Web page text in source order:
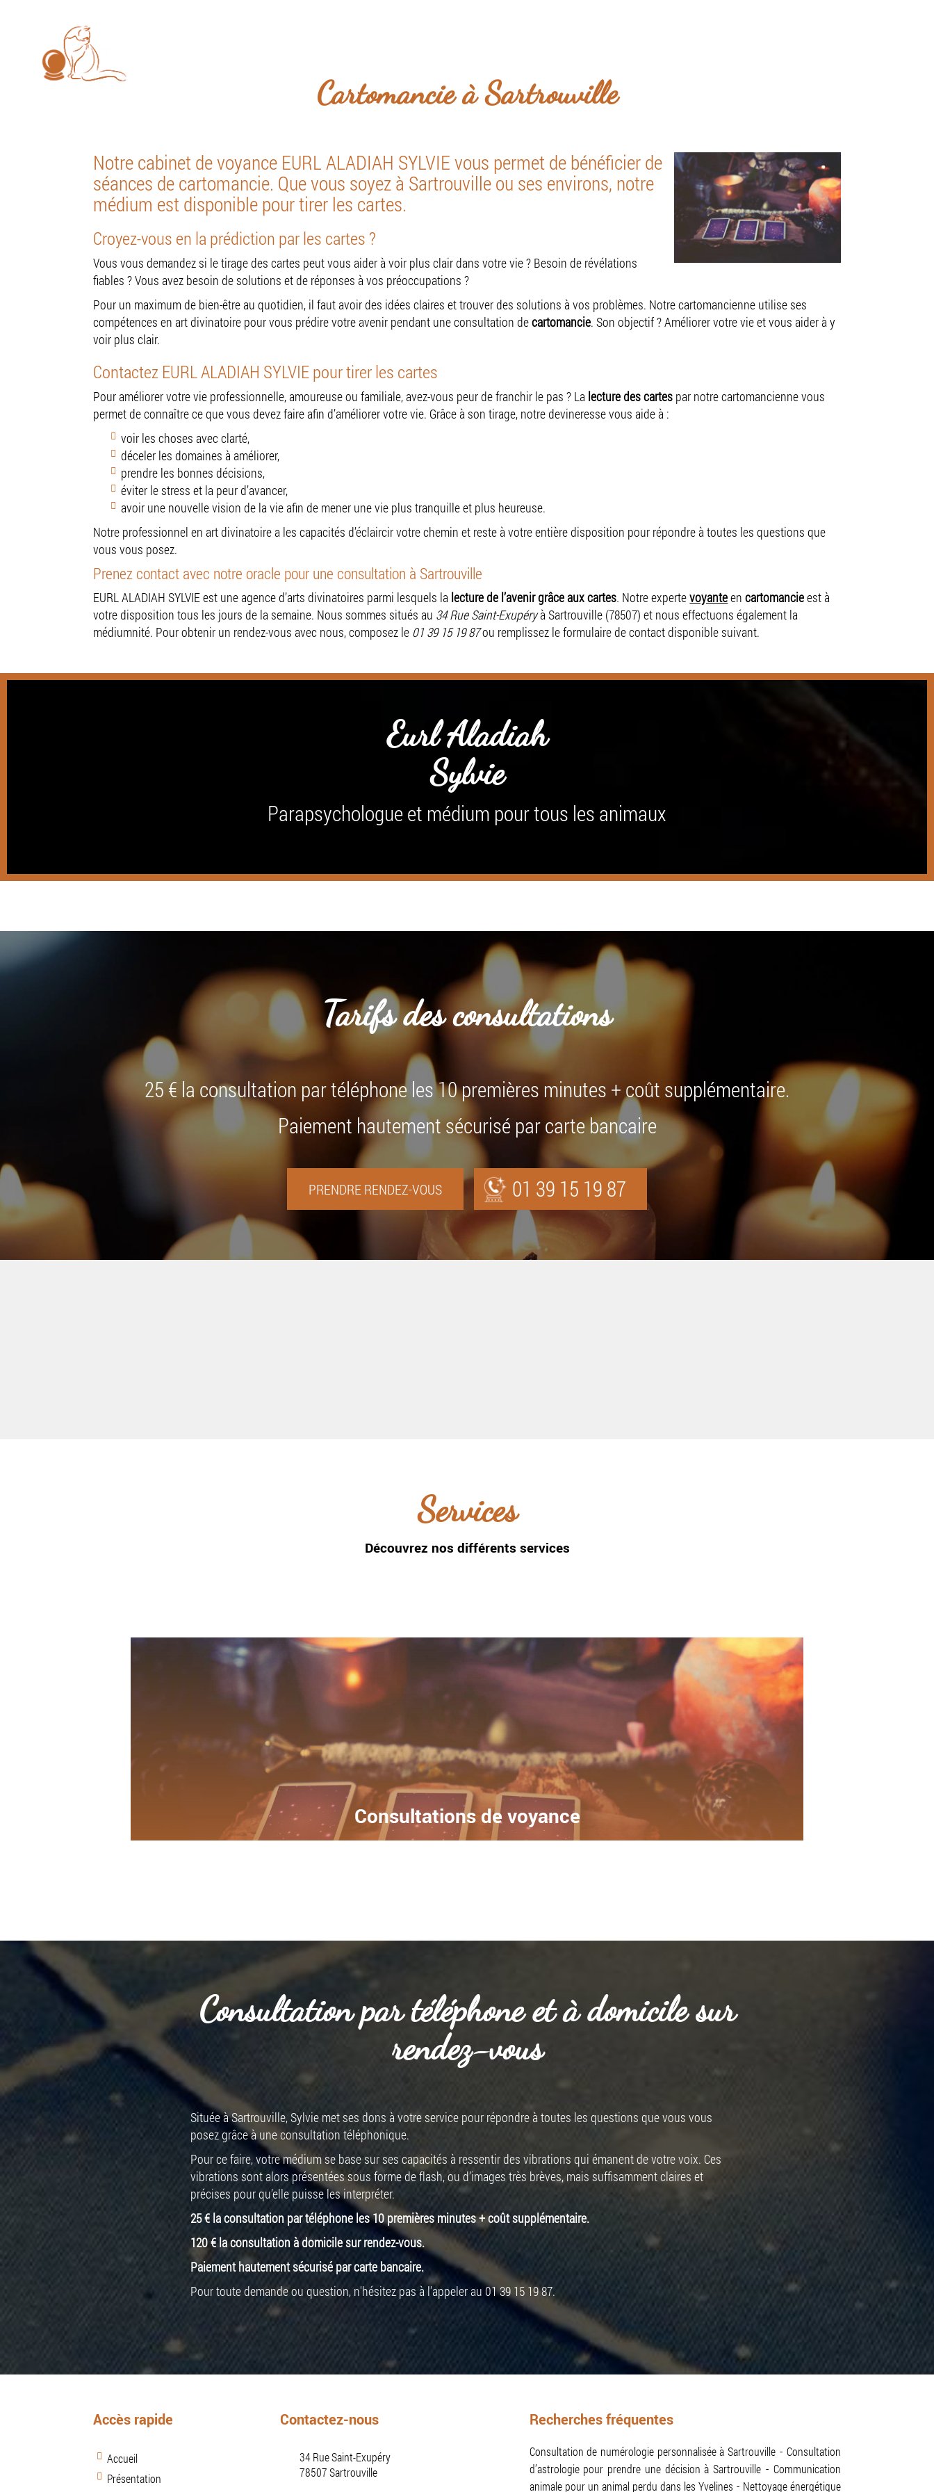
Cartomancie Sartrouville
Cartomancie à Sartrouville
Notre cabinet de voyance EURL ALADIAH SYLVIE vous permet de bénéficier de
séances de cartomancie. Que vous soyez à Sartrouville ou ses environs, notre
médium est disponible pour tirer les cartes.
Croyez-vous en la prédiction par les cartes ?
Vous vous demandez si le tirage des cartes peut vous aider à voir plus clair dans votre vie ? Besoin de révélations
fiables ? Vous avez besoin de solutions et de réponses à vos préoccupations ?
Pour un maximum de bien-être au quotidien, il faut avoir des idées claires et trouver des solutions à vos problèmes. Notre cartomancienne utilise ses
compétences en art divinatoire pour vous prédire votre avenir pendant une consultation decartomancie. Son objectif ? Améliorer votre vie et vous aider à y
voir plus clair.
Contactez EURL ALADIAH SYLVIE pour tirer les cartes
Pour améliorer votre vie professionnelle, amoureuse ou familiale, avez-vous peur de franchir le pas ? La lecture des cartes par notre cartomancienne vous
permet de connaître ce que vous devez faire afin d’améliorer votre vie. Grâce à son tirage, notre devineresse vous aide à :
voir les choses avec clarté,
déceler les domaines à améliorer,
prendre les bonnes décisions,
éviter le stress et la peur d’avancer,
avoir une nouvelle vision de la vie afin de mener une vie plus tranquille et plus heureuse.
Notre professionnel en art divinatoire a les capacités d’éclaircir votre chemin et reste à votre entière disposition pour répondre à toutes les questions que
vous vous posez.
Prenez contact avec notre oracle pour une consultation à Sartrouville
EURL ALADIAH SYLVIE est une agence d’arts divinatoires parmi lesquels la lecture de l’avenir grâce aux cartes. Notre expertevoyanteen cartomancieest à
votre disposition tous les jours de la semaine. Nous sommes situés au 34 Rue Saint-Exupéryà Sartrouville (78507) et nous effectuons également la
médiumnité. Pour obtenir un rendez-vous avec nous, composez le 01 39 15 19 87ou remplissez le formulaire de contact disponible suivant.
Eurl Aladiah
Sylvie
Parapsychologue et médium pour tous les animaux
Tarifs des consultations
25 € la consultation par téléphone les 10 premières minutes + coût supplémentaire.
Paiement hautement sécurisé par carte bancaire
PRENDRE RENDEZ-VOUS 01 39 15 19 87
Services
Découvrez nos différents services
Consultations de voyance
Consultation par téléphone et à domicile sur
rendez-vous
Située à Sartrouville, Sylvie met ses dons à votre service pour répondre à toutes les questions que vous vous
posez grâce à une consultation téléphonique.
Pour ce faire, votre médium se base sur ses capacités à ressentir des vibrations qui émanent de votre voix. Ces
vibrations sont alors présentées sous forme de flash, ou d’images très brèves, mais suffisamment claires et
précises pour qu’elle puisse les interpréter.
25 € la consultation par téléphone les 10 premières minutes + coût supplémentaire.
120 € la consultation à domicile sur rendez-vous.
Paiement hautement sécurisé par carte bancaire.
Pour toute demande ou question, n'hésitez pas à l'appeler au 01 39 15 19 87.
Accès rapide
Accueil
Présentation
Contactez-nous
34 Rue Saint-Exupéry
78507Sartrouville
Recherches fréquentes
Consultation de numérologie personnalisée à Sartrouville
Consultation
d’astrologie pour prendre une décision à Sartrouville
Communication
animale pour un animal perdu dans les Yvelines
Nettoyage énergétique